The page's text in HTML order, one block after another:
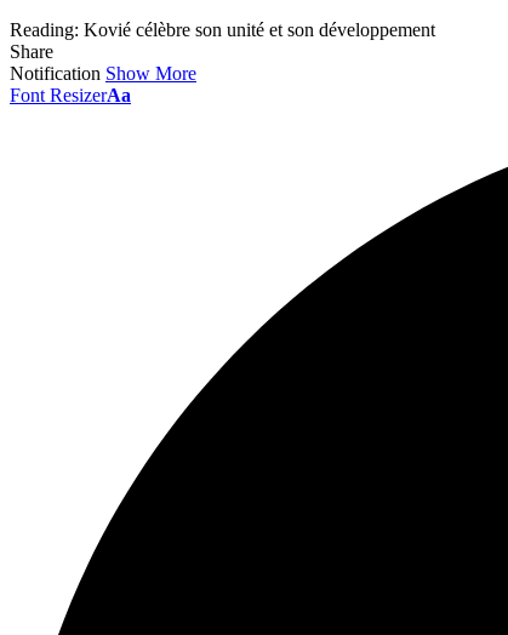
Reading: Kovié célèbre son unité et son développement
Share
Notification Show More
Font ResizerAa